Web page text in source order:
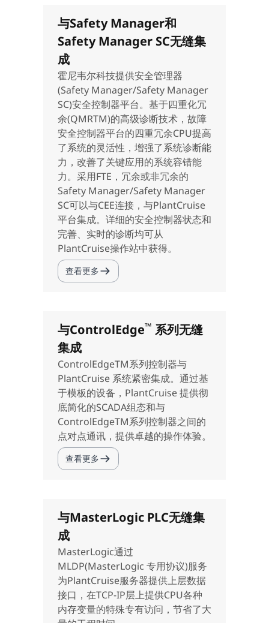
与Safety Manager和
Safety Manager SC无缝集
成
霍尼韦尔科技提供安全管理器
(Safety Manager/Safety Manager
SC)安全控制器平台。基于四重化冗
余(QMRTM)的高级诊断技术，故障
安全控制器平台的四重冗余CPU提高
了系统的灵活性，增强了系统诊断能
力，改善了关键应用的系统容错能
力。采用FTE，冗余或非冗余的
Safety Manager/Safety Manager
SC可以与CEE连接，与PlantCruise
平台集成。详细的安全控制器状态和
完善、实时的诊断均可从
PlantCruise操作站中获得。
查看更多
与ControlEdge™ 系列无缝
集成
ControlEdgeTM系列控制器与
PlantCruise 系统紧密集成。通过基
于模板的设备，PlantCruise 提供彻
底简化的SCADA组态和与
ControlEdgeTM系列控制器之间的
点对点通讯，提供卓越的操作体验。
查看更多
与MasterLogic PLC无缝集
成
MasterLogic通过
MLDP(MasterLogic 专用协议)服务
为PlantCruise服务器提供上层数据
接口，在TCP-IP层上提供CPU各种
内存变量的特殊专有访问，节省了大